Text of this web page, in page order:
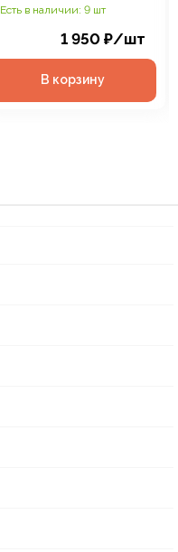
Есть в наличии: 9 шт
1 950 ₽/шт
В корзину